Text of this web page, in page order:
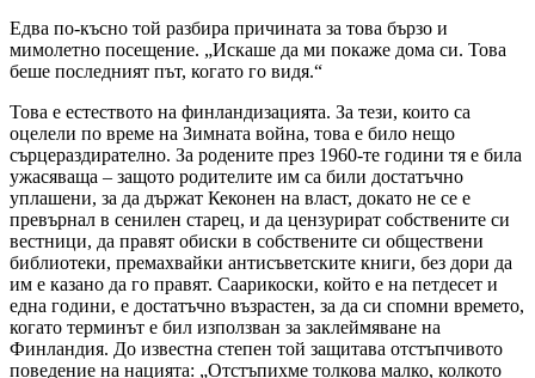
Едва по-късно той разбира причината за това бързо и
мимолетно посещение. „Искаше да ми покаже дома си. Това
беше последният път, когато го видя.“
Това е естеството на финландизацията. За тези, които са
оцелели по време на Зимната война, това е било нещо
сърцераздирателно. За родените през 1960-те години тя е била
ужасяваща – защото родителите им са били достатъчно
уплашени, за да държат Кеконен на власт, докато не се е
превърнал в сенилен старец, и да цензурират собствените си
вестници, да правят обиски в собствените си обществени
библиотеки, премахвайки антисъветските книги, без дори да
им е казано да го правят. Саарикоски, който е на петдесет и
една години, е достатъчно възрастен, за да си спомни времето,
когато терминът е бил използван за заклеймяване на
Финландия. До известна степен той защитава отстъпчивото
поведение на нацията: „Отстъпихме толкова малко, колкото